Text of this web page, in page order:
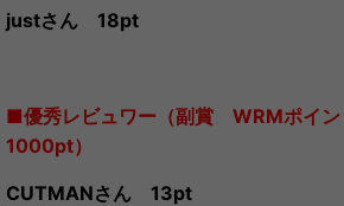
justさん 18pt
■優秀レビュワー（副賞 WRMポイ
1000pt）
CUTMANさん 13pt